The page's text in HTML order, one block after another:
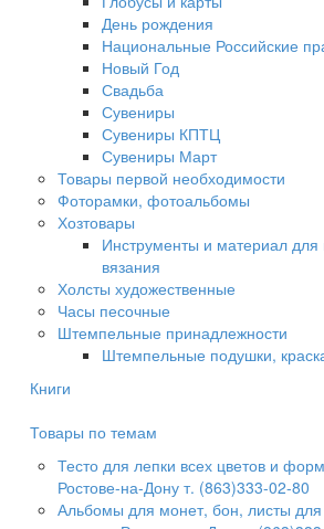
День рождения
Национальные Российские
Новый Год
Свадьба
Сувениры
Сувениры КПТЦ
Сувениры Март
Товары первой необходимости
Фоторамки, фотоальбомы
Хозтовары
Инструменты и материал
вязания
Холсты художественные
Часы песочные
Штемпельные принадлежности
Штемпельные подушки,
Книги
Товары по темам
Тесто для лепки всех цветов и
Ростове-на-Дону т. (863)333-02-80
Альбомы для монет, бон, листы